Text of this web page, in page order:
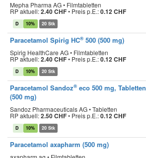
Mepha Pharma AG • Filmtabletten
RP aktuell:2.40 CHF• Preis p.E.:0.12 CHF
D 10% 20 Stk
Paracetamol Spirig HC® 500 (500 mg)
Spirig HealthCare AG • Filmtabletten
RP aktuell:2.40 CHF• Preis p.E.:0.12 CHF
D 10% 20 Stk
Paracetamol Sandoz® eco 500 mg, Tabletten
(500 mg)
Sandoz Pharmaceuticals AG • Tabletten
RP aktuell:2.50 CHF• Preis p.E.:0.12 CHF
D 10% 20 Stk
Paracetamol axapharm (500 mg)